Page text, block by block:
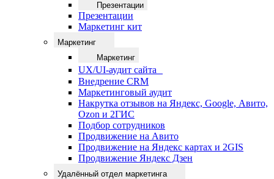
Презентации
Презентации
Маркетинг кит
Маркетинг
Маркетинг
UX/UI-аудит сайта
Внедрение CRM
Маркетинговый аудит
Накрутка отзывов на Яндекс, Google, Авито,
Ozon и 2ГИС
Подбор сотрудников
Продвижение на Авито
Продвижение на Яндекс картах и 2GIS
Продвижение Яндекс Дзен
Удалённый отдел маркетинга